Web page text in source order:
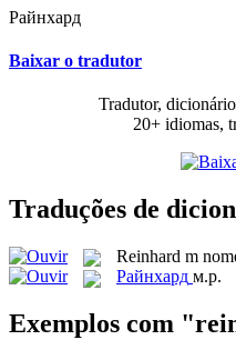
Райнхард
Baixar o tradutor
Tradutor,
20+ idiomas,
Traduções de
Reinhard m
Райнхард м.р.
Exemplos com